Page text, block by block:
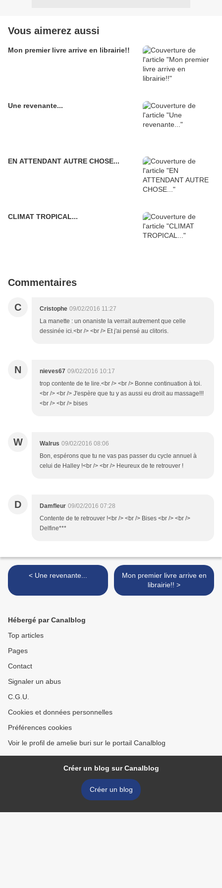
Vous aimerez aussi
Mon premier livre arrive en librairie!!
Une revenante...
EN ATTENDANT AUTRE CHOSE...
CLIMAT TROPICAL...
Commentaires
C Cristophe 09/02/2016 11:27
La manette : un onaniste la verrait autrement que celle
dessinée ici.<br /> <br /> Et j'ai pensé au clitoris.
N nieves67 09/02/2016 10:17
trop contente de te lire.<br /> <br /> Bonne continuation à toi.
<br /> <br /> J'espère que tu y as aussi eu droit au massage!!!
<br /> <br /> bises
W Walrus 09/02/2016 08:06
Bon, espérons que tu ne vas pas passer du cycle annuel à
celui de Halley !<br /> <br /> Heureux de te retrouver !
D Damfleur 09/02/2016 07:28
Contente de te retrouver !<br /> <br /> Bises <br /> <br />
Delfine***
< Une revenante...
Mon premier livre arrive en
librairie!! >
Hébergé par Canalblog
Top articles
Pages
Contact
Signaler un abus
C.G.U.
Cookies et données personnelles
Préférences cookies
Voir le profil de amelie buri sur le portail Canalblog
Créer un blog sur Canalblog
Créer un blog